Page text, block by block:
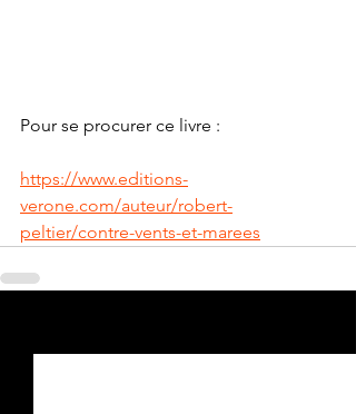
Pour se procurer ce livre :
https://www.editions-
verone.com/auteur/robert-
peltier/contre-vents-et-marees